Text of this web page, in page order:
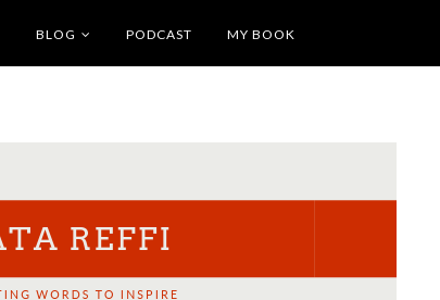
BLOG PODCAST MY BOOK